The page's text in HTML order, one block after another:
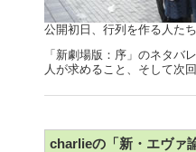
公開初日、行列を作る人た
「新劇場版：序」のネタバ
人が求めること、そして次
charlieの「新・エヴァ